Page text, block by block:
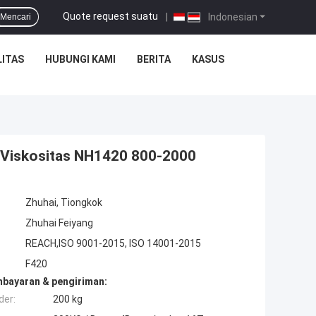
Indonesian
Quote request suatu |
Mencari
HUBUNGI KAMI BERITA KASUS
NH1420 800-2000
Zhuhai, Tiongkok
Zhuhai Feiyang
REACH,ISO 9001-2015, ISO 14001-2015
F420
& pengiriman:
200 kg